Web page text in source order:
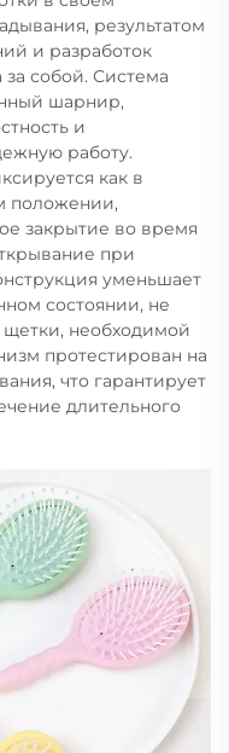
результатом
и разработок
собой. Система
шарнир,
и
работу.
как в
положении,
закрытие во время
при
уменьшает
состоянии, не
необходимой
протестирован на
что гарантирует
длительного